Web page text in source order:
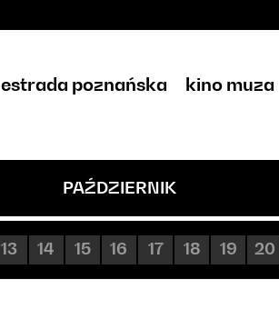
estrada poznańska kino muza
PAŹDZIERNIK
13 14 15 16 17 18 19 20